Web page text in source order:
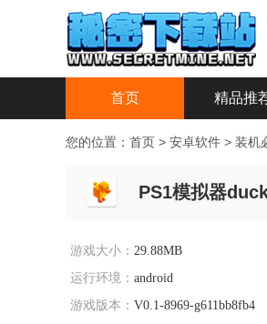
首页 精品推
您的位置： 首页 > 安卓软件 > 装机
PS1模拟器
游戏大小： 29.88MB
运行环境： android
游戏版本： V0.1-8969-g611bb8fb4